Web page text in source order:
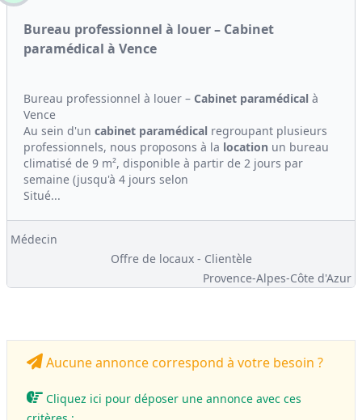
Bureau professionnel à louer – Cabinet
paramédical à Vence
Bureau professionnel à louer – Cabinet paramédical à
Vence
Au sein d'un cabinet paramédical regroupant plusieurs
professionnels, nous proposons à la location un bureau
climatisé de 9 m², disponible à partir de 2 jours par
semaine (jusqu'à 4 jours selon
Situé...
Médecin
Offre de locaux - Clientèle
Provence-Alpes-Côte d'Azur
Aucune annonce correspond à votre besoin ?
Cliquez ici pour déposer une annonce avec ces